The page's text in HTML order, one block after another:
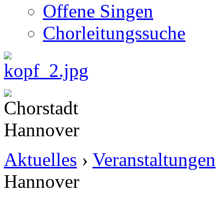
Offene Singen
Chorleitungssuche
Aktuelles › Veranstaltungen
Hannover